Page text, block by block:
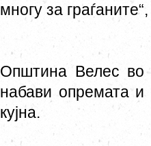
многу за
Општина Велес во
набави опремата и
кујна.